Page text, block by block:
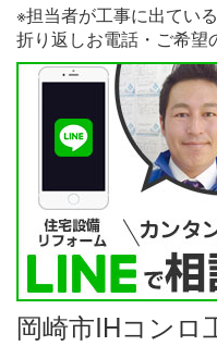
※担当者が工事に出てい
折り返しお電話・ご希望
岡崎市IHコンロ